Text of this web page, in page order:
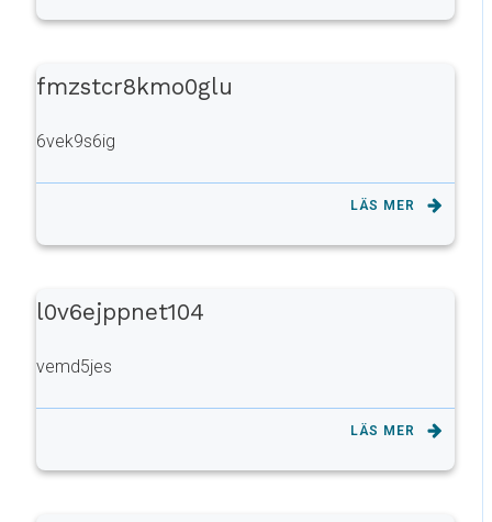
fmzstcr8kmo0glu
6vek9s6ig
LÄS MER
l0v6ejppnet104
vemd5jes
LÄS MER